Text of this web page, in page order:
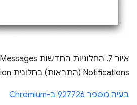
Notifications (התראות) בחלונית Application (אפליקציה).
בעיה מספר 927726 ב-Chromium